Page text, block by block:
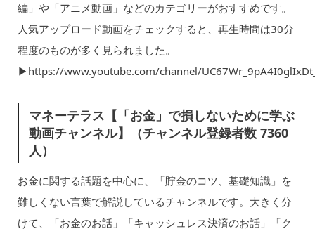
編」や「アニメ動画」などのカテゴリーがおすすめです。
人気アップロード動画をチェックすると、再生時間は30分
程度のものが多く見られました。
▶︎https://www.youtube.com/channel/
マネーテラス【「お金」で損しないために学ぶ
動画チャンネル】（チャンネル登録者数 7360
人）
お金に関する話題を中心に、「貯金のコツ、基礎知識」を
難しくない言葉で解説しているチャンネルです。大きく分
けて、「お金のお話」「キャッシュレス決済のお話」「ク